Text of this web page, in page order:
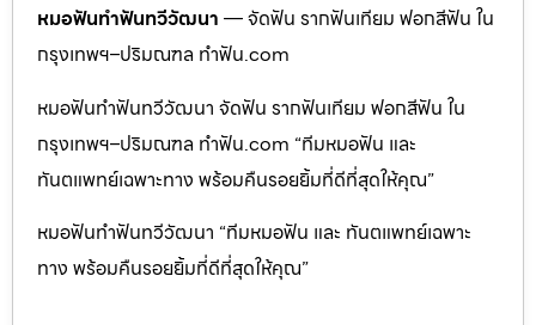
หมอฟันทำฟันทวีวัฒนา — จัดฟัน รากฟันเทียม ฟอกสีฟัน ใน
กรุงเทพฯ–ปริมณฑล ทำฟัน.com
หมอฟันทำฟันทวีวัฒนา จัดฟัน รากฟันเทียม ฟอกสีฟัน ใน
กรุงเทพฯ–ปริมณฑล ทำฟัน.com “ทีมหมอฟัน และ
ทันตแพทย์เฉพาะทาง พร้อมคืนรอยยิ้มที่ดีที่สุดให้คุณ”
หมอฟันทำฟันทวีวัฒนา “ทีมหมอฟัน และ ทันตแพทย์เฉพาะ
ทาง พร้อมคืนรอยยิ้มที่ดีที่สุดให้คุณ”